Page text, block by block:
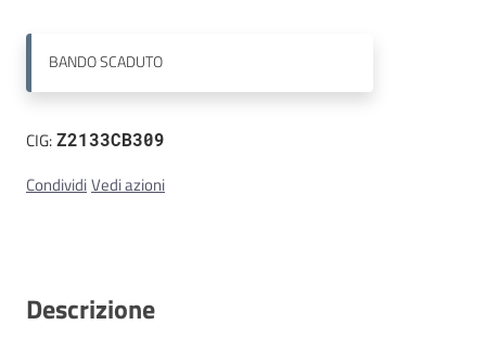
Contatti
BANDOSCADUTO
CIG:Z2133CB309
CondividiVedi azioni
Descrizione